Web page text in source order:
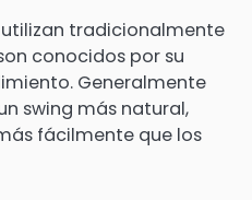
tradicionalmente
conocidos por su
Generalmente
swing más natural,
fácilmente que los